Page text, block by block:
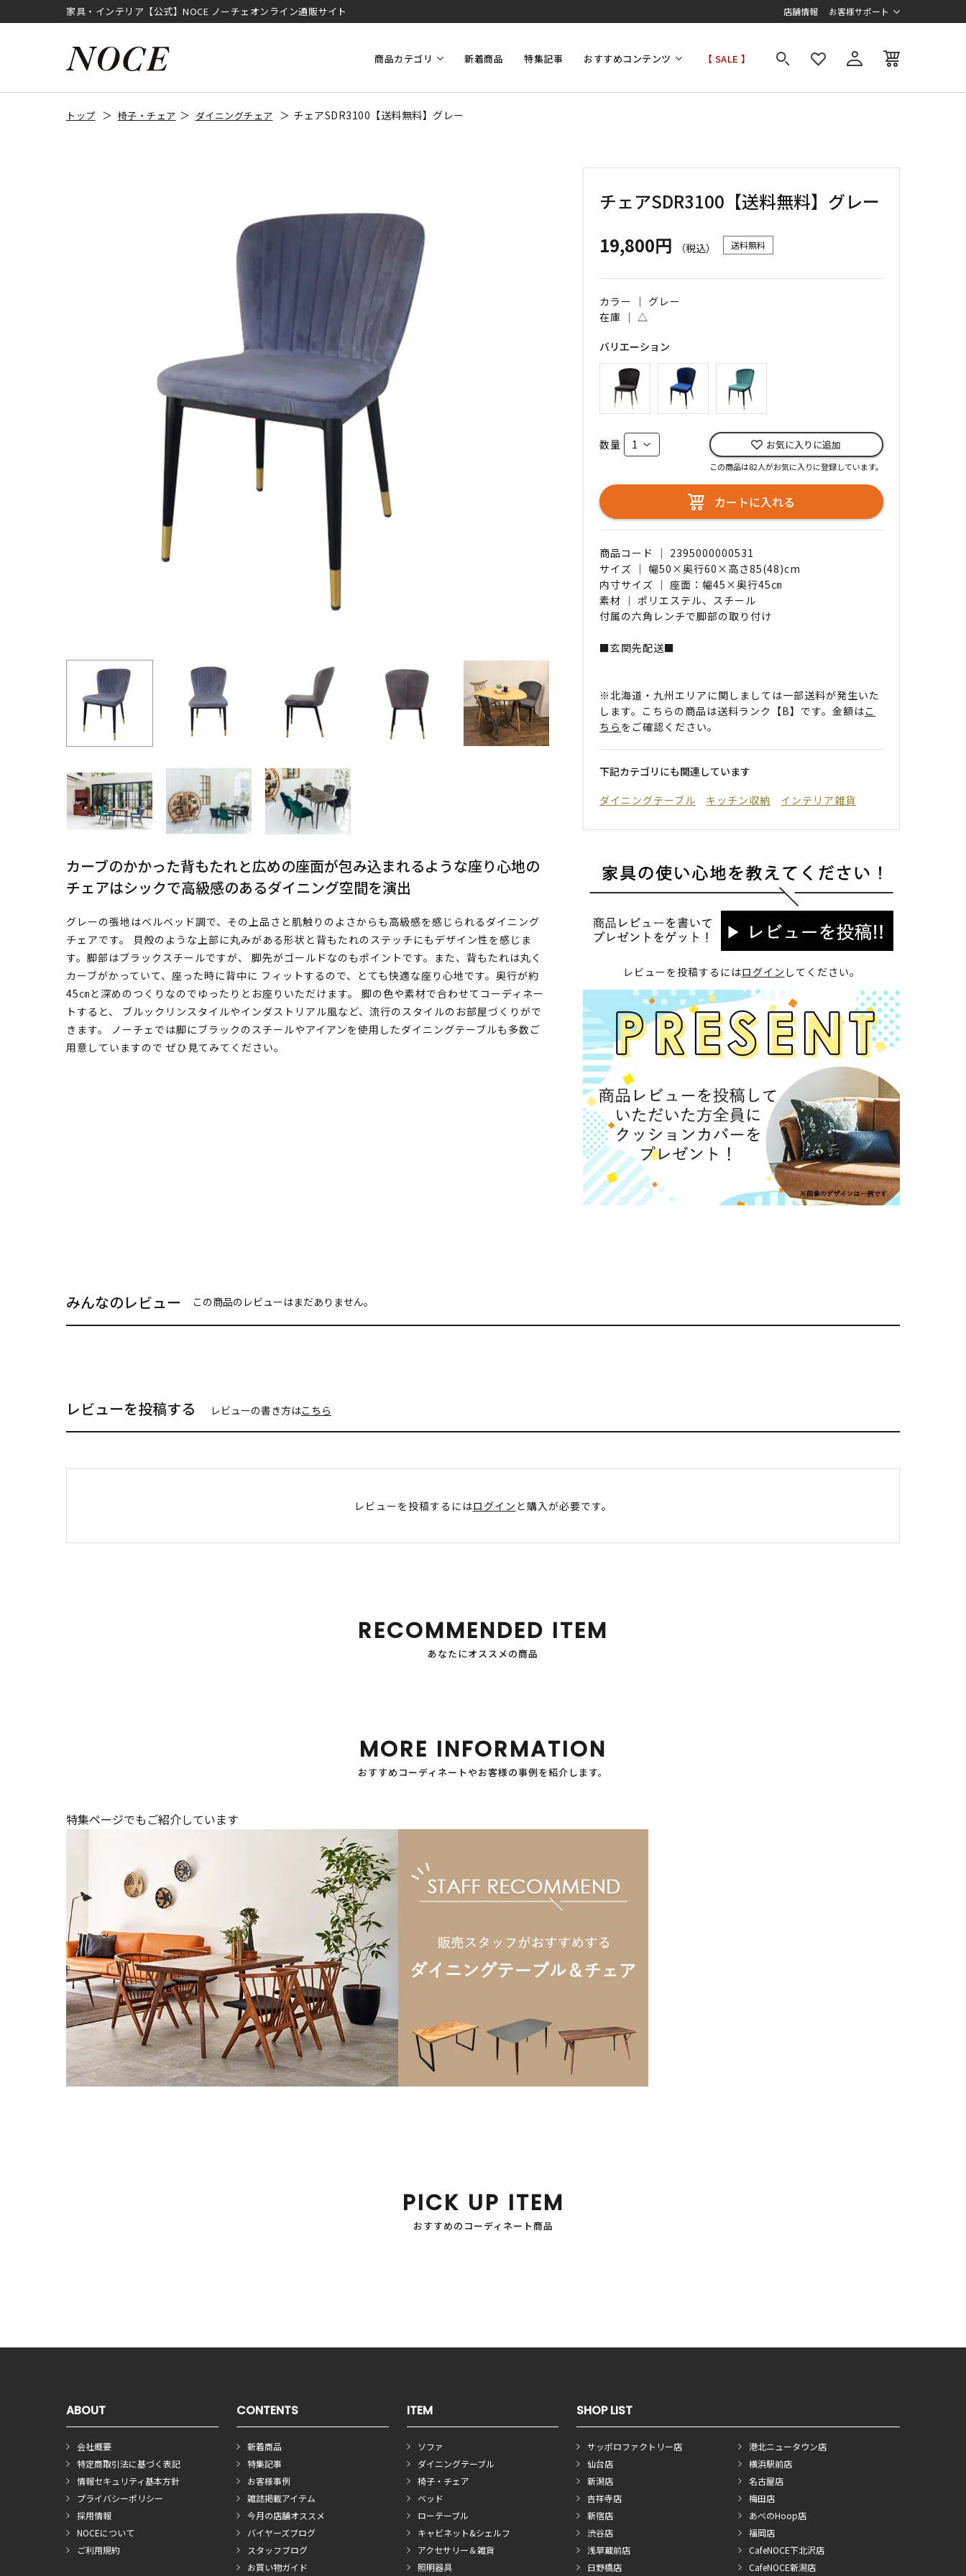
家具・インテリア【公式】NOCE ノーチェオンライン通販サイト 店舗情報 お客様サポート
商品カテゴリ 新着商品 特集記事 おすすめコンテンツ 【 SALE 】
トップ 椅子・チェア ダイニングチェア チェアSDR3100【送料無料】グレー
カーブのかかった背もたれと広めの座面が包み込まれるような座り心地の
チェアはシックで高級感のあるダイニング空間を演出
グレーの張地はベルベッド調で、その上品さと肌触りのよさからも高級感を感じられるダイニング
チェアです。 貝殻のような上部に丸みがある形状と背もたれのステッチにもデザイン性を感じま
す。脚部はブラックスチールですが、 脚先がゴールドなのもポイントです。また、背もたれは丸く
カーブがかっていて、座った時に背中に フィットするので、とても快適な座り心地です。奥行が約
45㎝と深めのつくりなのでゆったりとお座りいただけます。 脚の色や素材で合わせてコーディネー
トすると、 ブルックリンスタイルやインダストリアル風など、流行のスタイルのお部屋づくりがで
きます。 ノーチェでは脚にブラックのスチールやアイアンを使用したダイニングテーブルも多数ご
用意していますので ぜひ見てみてください。
チェアSDR3100【送料無料】グレー
19,800円
（税込） 送料無料
カラー ｜ グレー
在庫 ｜△
バリエーション
数量 お気に入りに追加
この商品は82人がお気に入りに登録しています。
カートに入れる
商品コード ｜ 2395000000531
サイズ ｜ 幅50×奥行60×高さ85(48)cm
内寸サイズ ｜ 座面：幅45×奥行45㎝
素材 ｜ ポリエステル、スチール
付属の六角レンチで脚部の取り付け
■玄関先配送■
※北海道・九州エリアに関しましては一部送料が発生いた
します。こちらの商品は送料ランク【B】です。金額はこ
ちら をご確認ください。
下記カテゴリにも関連しています
ダイニングテーブル
キッチン収納 インテリア雑貨
レビューを投稿するにはログイン してください。
みんなのレビュー この商品のレビューはまだありません。
レビューを投稿する レビューの書き方はこちら
レビューを投稿するにはログイン と購入が必要です。
RECOMMENDED ITEM
あなたにオススメの商品
MORE INFORMATION
おすすめコーディネートやお客様の事例を紹介します。
特集ページでもご紹介しています
PICK UP ITEM
おすすめのコーディネート商品
ABOUT
会社概要
特定商取引法に基づく表記
情報セキュリティ基本方針
プライバシーポリシー
採用情報
NOCEについて
ご利用規約
CONTENTS
新着商品
特集記事
お客様事例
雑誌掲載アイテム
今月の店舗オススメ
バイヤーズブログ
スタッフブログ
お買い物ガイド
ITEM
ソファ
ダイニングテーブル
椅子・チェア
ベッド
ローテーブル
キャビネット&シェルフ
アクセサリー＆雑貨
照明器具
SHOP LIST
サッポロファクトリー店
仙台店
新潟店
吉祥寺店
新宿店
渋谷店
浅草蔵前店
日野橋店
港北ニュータウン店
横浜駅前店
名古屋店
梅田店
あべのHoop店
福岡店
CafeNOCE下北沢店
CafeNOCE新潟店